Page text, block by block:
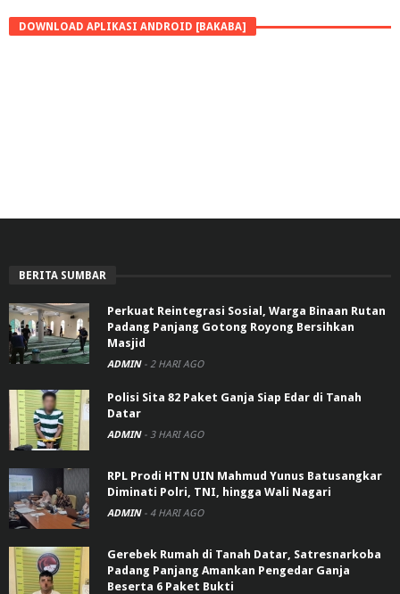
DOWNLOAD APLIKASI ANDROID [BAKABA]
BERITA SUMBAR
Perkuat Reintegrasi Sosial, Warga Binaan Rutan
Padang Panjang Gotong Royong Bersihkan
Masjid
ADMIN - 2 HARI AGO
Polisi Sita 82 Paket Ganja Siap Edar di Tanah
Datar
ADMIN - 3 HARI AGO
RPL Prodi HTN UIN Mahmud Yunus Batusangkar
Diminati Polri, TNI, hingga Wali Nagari
ADMIN - 4 HARI AGO
Gerebek Rumah di Tanah Datar, Satresnarkoba
Padang Panjang Amankan Pengedar Ganja
Beserta 6 Paket Bukti